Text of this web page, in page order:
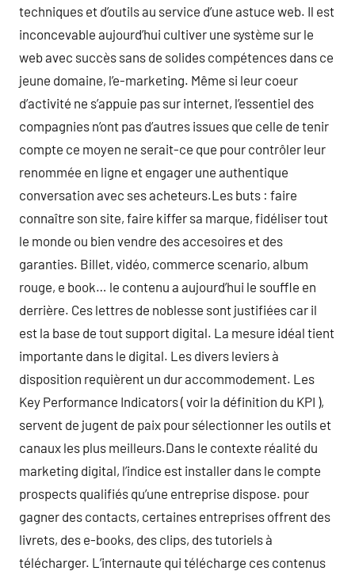
techniques et d’outils au service d’une astuce web. Il est
inconcevable aujourd’hui cultiver une système sur le
web avec succès sans de solides compétences dans ce
jeune domaine, l’e-marketing. Même si leur coeur
d’activité ne s’appuie pas sur internet, l’essentiel des
compagnies n’ont pas d’autres issues que celle de tenir
compte ce moyen ne serait-ce que pour contrôler leur
renommée en ligne et engager une authentique
conversation avec ses acheteurs.Les buts : faire
connaître son site, faire kiffer sa marque, fidéliser tout
le monde ou bien vendre des accesoires et des
garanties. Billet, vidéo, commerce scenario, album
rouge, e book… le contenu a aujourd’hui le souffle en
derrière. Ces lettres de noblesse sont justifiées car il
est la base de tout support digital. La mesure idéal tient
importante dans le digital. Les divers leviers à
disposition requièrent un dur accommodement. Les
Key Performance Indicators ( voir la définition du KPI ),
servent de jugent de paix pour sélectionner les outils et
canaux les plus meilleurs.Dans le contexte réalité du
marketing digital, l’indice est installer dans le compte
prospects qualifiés qu’une entreprise dispose. pour
gagner des contacts, certaines entreprises offrent des
livrets, des e-books, des clips, des tutoriels à
télécharger. L’internaute qui télécharge ces contenus